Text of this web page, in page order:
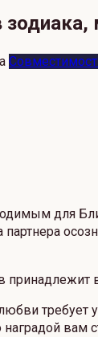
для
требует
вам